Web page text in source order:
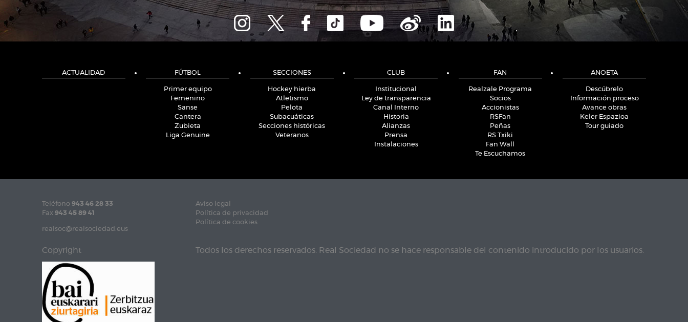
ACTUALIDAD FÚTBOL
Primer equipo
Femenino
Sanse
Cantera
Zubieta
Liga Genuine
SECCIONES
Hockey hierba
Atletismo
Pelota
Subacuáticas
Secciones históricas
Veteranos
CLUB
Institucional
Ley de transparencia
Canal Interno
Historia
Alianzas
Prensa
Instalaciones
FAN
Realzale Programa
Socios
Accionistas
RSFan
Peñas
RS Txiki
Fan Wall
Te Escuchamos
ANOETA
Descúbrelo
Información proceso
Avance obras
Keler Espazioa
Tour guiado
Teléfono 943 46 28 33
Fax 943 45 89 41
realsoc@realsociedad.eus
Aviso legal
Política de privacidad
Política de cookies
Copyright Todos los derechos reservados. Real Sociedad no se hace responsable del contenido introducido por los usuarios.